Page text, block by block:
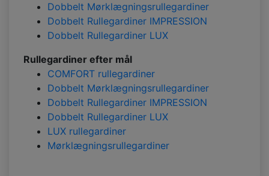
Dobbelt Mørklægningsrullegardiner
Dobbelt Rullegardiner IMPRESSION
Dobbelt Rullegardiner LUX
Rullegardiner efter mål
COMFORT rullegardiner
Dobbelt Mørklægningsrullegardiner
Dobbelt Rullegardiner IMPRESSION
Dobbelt Rullegardiner LUX
LUX rullegardiner
Mørklægningsrullegardiner